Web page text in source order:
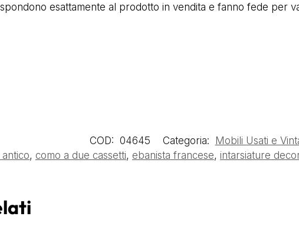
esattamente al prodotto in vendita e fanno fede per
COD: 04645 Categoria:
Mobili Usati e
, como a due cassetti, ebanista francese, intarsiature